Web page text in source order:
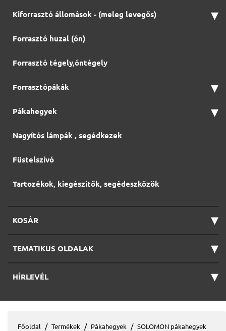
Kiforrasztó állomások - (meleg levegős) ▾
Forrasztó huzal (ón)
Forrasztó tégely,óntégely
Forrasztópákák ▾
Pákahegyek ▾
Nagyítós lámpák , segédkezek
Füstelszívó
Tartozékok, kiegészítők, segédeszközök
KOSÁR ▾
TEMATIKUS OLDALAK ▾
HÍRLEVÉL ▾
Főoldal Termékek Pákahegyek SOLOMON pákahegyek